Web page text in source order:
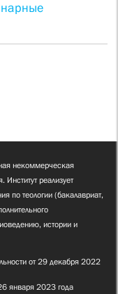
некоммерческая
реализует
по теологии (бакалавриат,
истории и
от 29 декабря 2022
января 2023 года